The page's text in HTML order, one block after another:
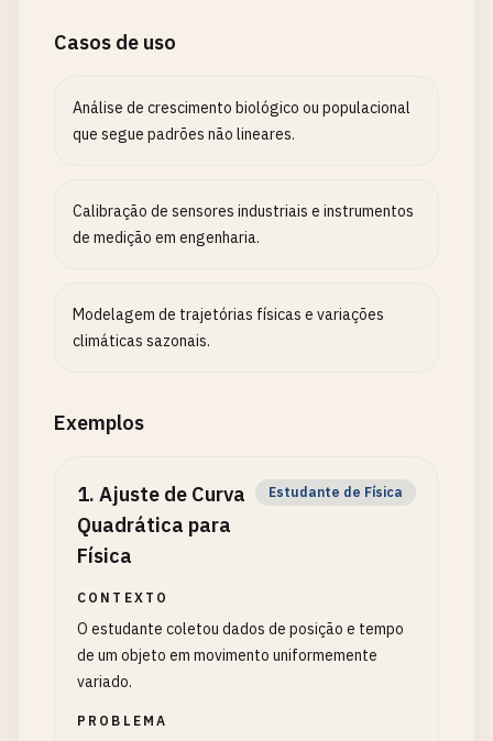
Casos de uso
Análise de crescimento biológico ou populacional
que segue padrões não lineares.
Calibração de sensores industriais e instrumentos
de medição em engenharia.
Modelagem de trajetórias físicas e variações
climáticas sazonais.
Exemplos
1. Ajuste de Curva
Quadrática para
Física
Estudante de Física
CONTEXTO
O estudante coletou dados de posição e tempo
de um objeto em movimento uniformemente
variado.
PROBLEMA